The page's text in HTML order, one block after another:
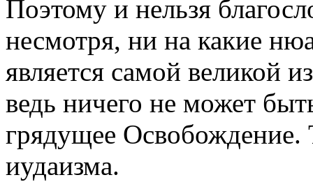
Поэтому и нельзя
несмотря, ни на какие
является самой великой
ведь ничего не может
грядущее Освобождение.
иудаизма.